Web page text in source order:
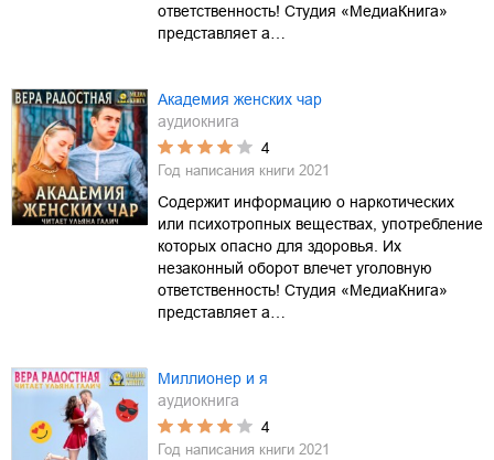
ответственность! Студия «МедиаКнига»
представляет а…
Академия женских чар
аудиокнига
4
Год написания книги 2021
Содержит информацию о наркотических
или психотропных веществах, употребление
которых опасно для здоровья. Их
незаконный оборот влечет уголовную
ответственность! Студия «МедиаКнига»
представляет а…
Миллионер и я
аудиокнига
4
Год написания книги 2021